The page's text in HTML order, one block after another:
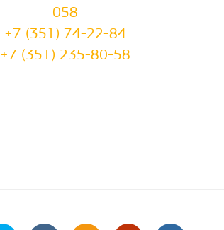
058
+7 (351) 74-22-84
+7 (351) 235-80-58